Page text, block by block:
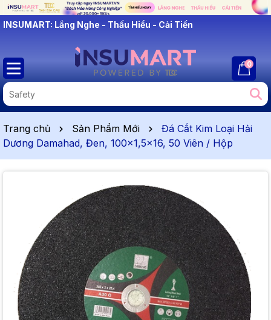
INSUMART: Lắng Nghe - Thấu Hiểu - Cải Tiến
0
Trang chủ Sản Phẩm Mới
Đá Cắt Kim Loại Hải
Dương Damahad, Đen, 100x1,5x16, 50 Viên / Hộp